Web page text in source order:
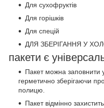
Для сухофруктів
Для горішків
​​Для спецій
ДЛЯ ЗБЕРІГАННЯ У
пакети є
Пакет можна заповнити
герметично зберігаючи
полицю.
Пакет відмінно